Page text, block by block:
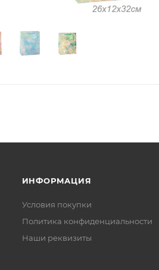
ИНФОРМАЦИЯ
Условия покупки
Политика конфиденциальности
Наши реквизиты